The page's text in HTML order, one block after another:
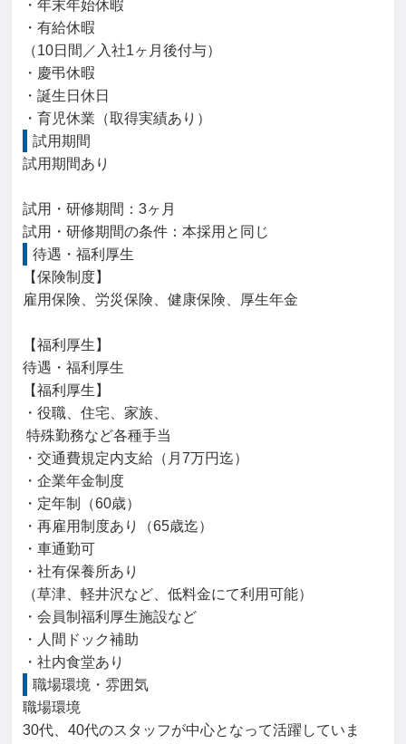
・年末年始休暇
・有給休暇
（10日間／入社1ヶ月後付与）
・慶弔休暇
・誕生日休日
・育児休業（取得実績あり）
試用期間
試用期間あり
試用・研修期間：3ヶ月
待遇・福利厚生
【保険制度】
雇用保険、労災保険、健康保険、厚生年金
【福利厚生】
待遇・福利厚生
【福利厚生】
・役職、住宅、家族、
・交通費規定内支給（月7万円迄）
・企業年金制度
・定年制（60歳）
・再雇用制度あり（65歳迄）
・車通勤可
・社有保養所あり
（草津、軽井沢など、低料金にて利用可能）
・会員制福利厚生施設など
・人間ドック補助
・社内食堂あり
職場環境・雰囲気
職場環境
30代、40代のスタッフが中心となって活躍していま